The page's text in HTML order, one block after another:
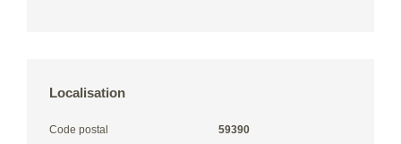
Localisation
Code postal 59390